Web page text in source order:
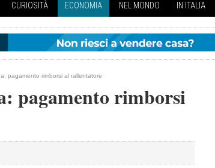
CURIOSITÀ ECONOMIA NEL MONDO IN ITALIA
pagamento rimborsi al rallentatore
pagamento rimborsi